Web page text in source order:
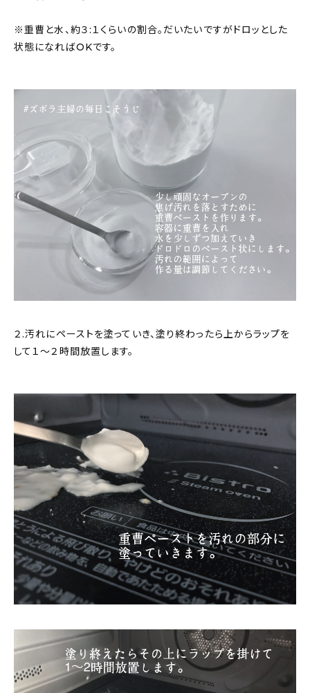
※重曹と水、約３:１くらいの割合。だいたいですがドロッとした
状態になればOKです。
２.汚れにペーストを塗っていき、塗り終わったら上からラップを
して１〜２時間放置します。